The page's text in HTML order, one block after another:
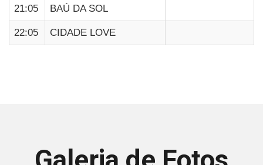
21:05 BAÚ DA SOL
22:05 CIDADE LOVE